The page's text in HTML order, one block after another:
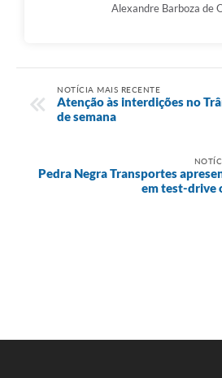
Alexandre Barboza de
NOTÍCIA MAIS RECENTE
Atenção às interdições no
de semana
Pedra Negra Transportes
em test-drive